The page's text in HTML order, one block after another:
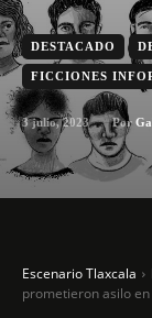
DESTACADO
FICCIONES
3 julio, 2023 Por
Escenario Tlaxcala
prometieron asilo en